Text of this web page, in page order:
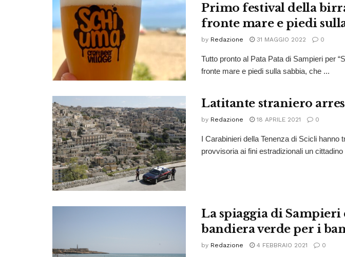
Primo festival della
fronte mare e piedi
by Redazione 31 MAGGIO 2022 0
Tutto pronto al Pata Pata di Sampieri per
fronte mare e piedi sulla sabbia, che ...
Latitante straniero
by Redazione 18 APRILE 2021 0
I Carabinieri della Tenenza di Scicli hanno
provvisoria ai fini estradizionali un cittadino
La spiaggia di Sampieri
bandiera verde per i
by Redazione 4 FEBBRAIO 2021 0